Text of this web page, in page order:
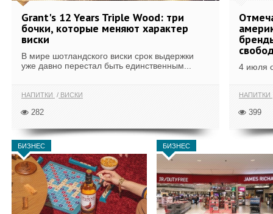
Grant's 12 Years Triple Wood: три
бочки, которые меняют характер
виски
В мире шотландского виски срок выдержки
уже давно перестал быть единственным...
НАПИТКИ ВИСКИ
282
4 июля
НАПИТКИ
399
БИЗНЕС БИЗНЕС